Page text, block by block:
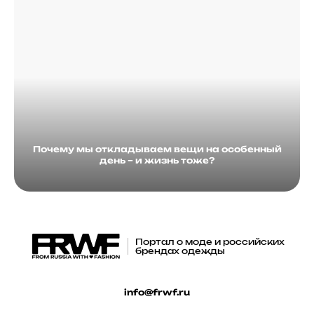
Почему мы откладываем вещи на особенный
день – и жизнь тоже?
Портал о моде и российских
брендах одежды
info@frwf.ru